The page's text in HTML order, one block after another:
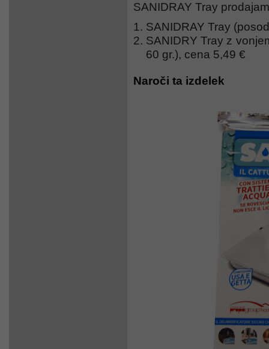
SANIDRAY Tray
SANIDRAY Tray
SANIDRY Tray z
60 gr.), cena 5,49 €
Naroči ta izdelek